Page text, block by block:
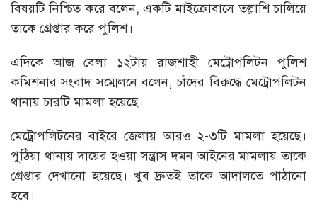
বিষয়টি নিশ্চিত করে বলেন, একটি মাইক্রোবাসে তল্লাশি চালিয়ে
তাকে গ্রেপ্তার করে পুলিশ।
এদিকে আজ বেলা ১২টায় রাজশাহী মেট্রোপলিটন পুলিশ
কমিশনার সংবাদ সম্মেলনে বলেন, চাঁদের বিরুদ্ধে মেট্রোপলিটন
থানায় চারটি মামলা হয়েছে।
মেট্রোপলিটনের বাইরে জেলায় আরও ২-৩টি মামলা হয়েছে।
পুঠিয়া থানায় দায়ের হওয়া সন্ত্রাস দমন আইনের মামলায় তাকে
গ্রেপ্তার দেখানো হয়েছে। খুব দ্রুতই তাকে আদালতে পাঠানো
হবে।